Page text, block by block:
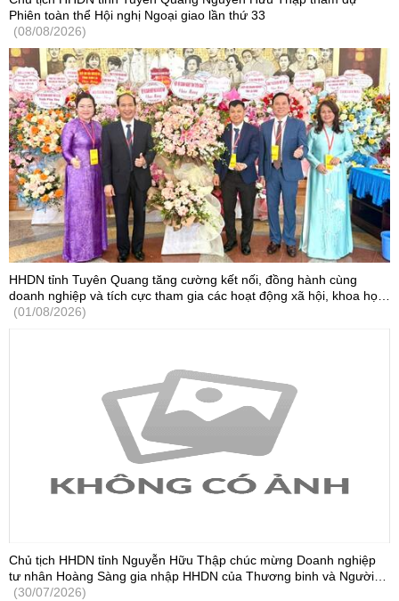
Phiên toàn thể Hội nghị Ngoại giao lần thứ 33
(08/08/2026)
HHDN tỉnh Tuyên Quang tăng cường kết nối, đồng hành cùng
doanh nghiệp và tích cực tham gia các hoạt động xã hội, khoa học
- công nghệ
(01/08/2026)
Chủ tịch HHDN tỉnh Nguyễn Hữu Thập chúc mừng Doanh nghiệp
tư nhân Hoàng Sàng gia nhập HHDN của Thương binh và Người
khuyết tật Việt Nam
(30/07/2026)